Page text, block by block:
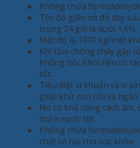
●
Không chứa
●
Tốc độ giãn nở độ dày
trong 24 giờ là dưới 1,6%.
●
Mật độ là 1070 kg/mét
●
Khi tấm chống cháy gặp
không bốc khói nên có
tốt.
●
Tiêu diệt vi khuẩn và vi
giúp khử mùi hôi và ngăn
●
Nó có khả năng cách âm,
thấm nước tốt.
●
Không chứa
chất có hại cho sức khỏe.